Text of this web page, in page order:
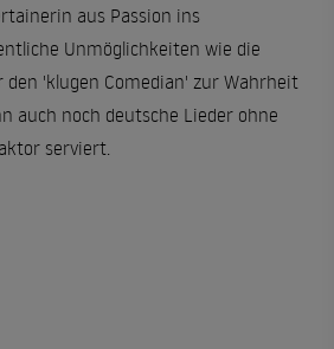
aus Passion ins
Unmöglichkeiten wie die
den 'klugen Comedian' zur Wahrheit
auch noch deutsche Lieder ohne
serviert.